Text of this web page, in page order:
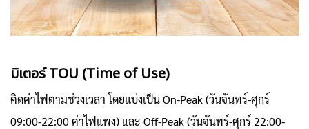
มิเตอร์ TOU (Time of Use)
คิดค่าไฟตามช่วงเวลา โดยแบ่งเป็น On-Peak (วันจันทร์-ศุกร์
09:00-22:00 ค่าไฟแพง) และ Off-Peak (วันจันทร์-ศุกร์ 22:00-